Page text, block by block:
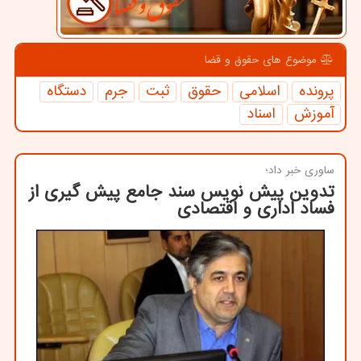
موضوع های حقوق و قضا
پرونده اسلامی حقوق ثبت جرم
دستگاه
آموزش
اسناد
ساوری خبر داد؛
تدوین پیش نویس سند جامع پیش گیری از
فساد اداری و اقتصادی